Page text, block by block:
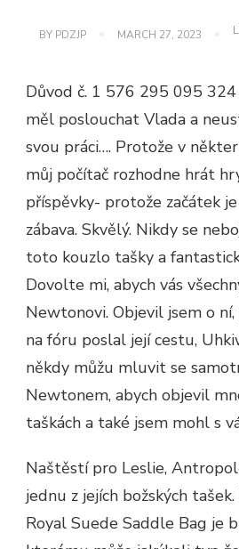
BY PDZJP MARCH 27, 2023
Důvod č. 1 576 295 095
měl poslouchat Vlada a
svou práci…. Protože v
můj počítač rozhodne hrát
příspěvky- protože začátek
zábava. Skvělý. Nikdy se
toto kouzlo tašky a
Dovolte mi, abych vás
Newtonovi. Objevil jsem o
na fóru poslal její cestu,
někdy můžu mluvit se
Newtonem, abych objevil
taškách a také jsem mohl s
Naštěstí pro Leslie,
jednu z jejích božských
Royal Suede Saddle Bag je